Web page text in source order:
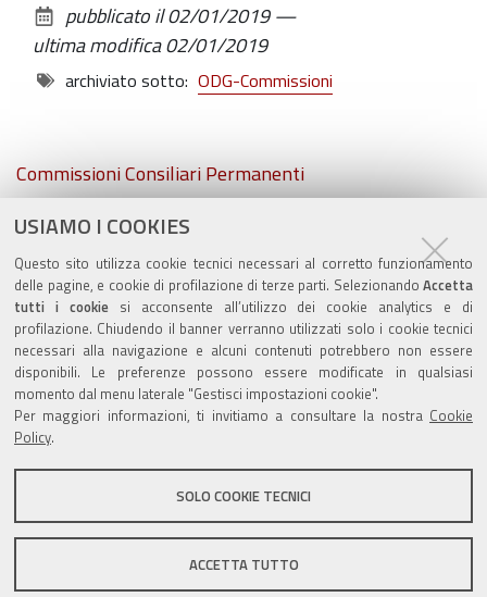
USIAMO I COOKIES
Questo sito utilizza cookie tecnici necessari al corretto funzionamento
delle pagine, e cookie di profilazione di terze parti. Selezionando Accetta
tutti i cookiesi acconsente all’utilizzo dei cookie analytics e di
profilazione. Chiudendo il banner verranno utilizzati solo i cookie tecnici
necessari alla navigazione e alcuni contenuti potrebbero non essere
disponibili. Le preferenze possono essere modificate in qualsiasi
momento dal menu laterale "Gestisci impostazioni cookie".
Per maggiori informazioni, ti invitiamo a consultare la nostra Cookie
Policy.
SOLO COOKIE TECNICI
ACCETTA TUTTO
documento
pubblicato il02/01/2019—
ultima modifica02/01/2019
archiviato sotto: ODG-Commissioni
Navigazione
Commissioni Consiliari Permanenti
Commissione Elettorale comunale
Lavori delle Commissioni
Valuta questo sito
Sito istituzionale Comune di Zola Predosa